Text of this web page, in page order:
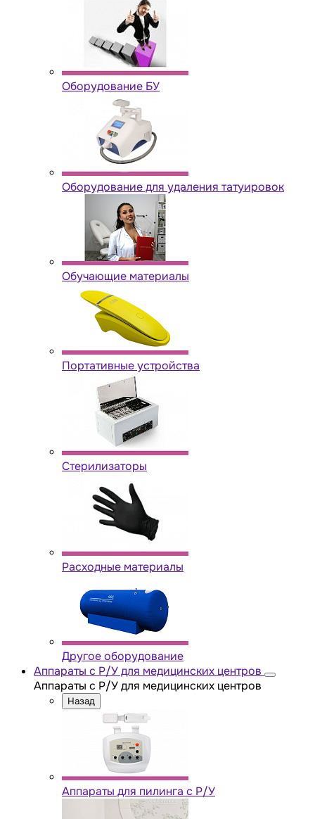
Оборудование БУ
Оборудование для удаления татуировок
Обучающие материалы
Портативные устройства
Стерилизаторы
Расходные материалы
Другое оборудование
Аппараты с Р/У для медицинских центров
Аппараты с Р/У для медицинских центров
Назад
Аппараты для пилинга с Р/У